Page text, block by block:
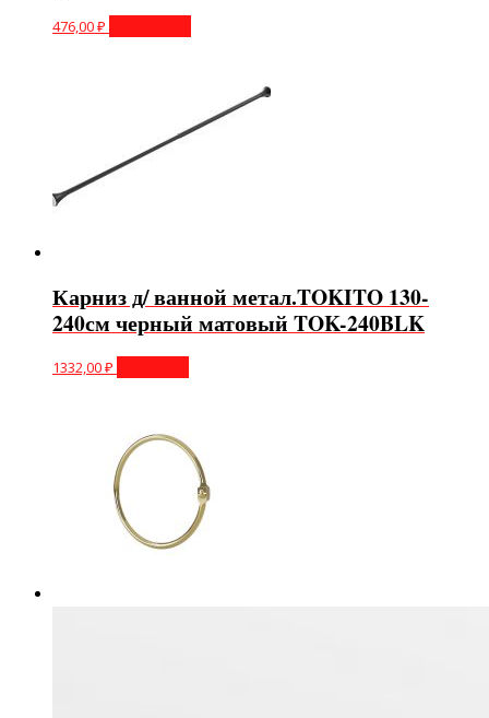
476,00₽
Карниз д/ ванной метал.TOKITO 130-
240см черный матовый TOK-240BLK
1332,00₽